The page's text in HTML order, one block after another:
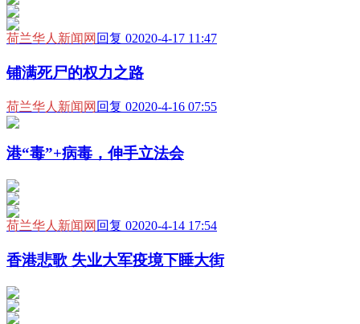
荷兰华人新闻网 回复 02020-4-17 11:47
铺满死尸的权力之路
荷兰华人新闻网 回复 02020-4-16 07:55
港“毒”+病毒，伸手立法会
荷兰华人新闻网 回复 02020-4-14 17:54
香港悲歌 失业大军疫境下睡大街